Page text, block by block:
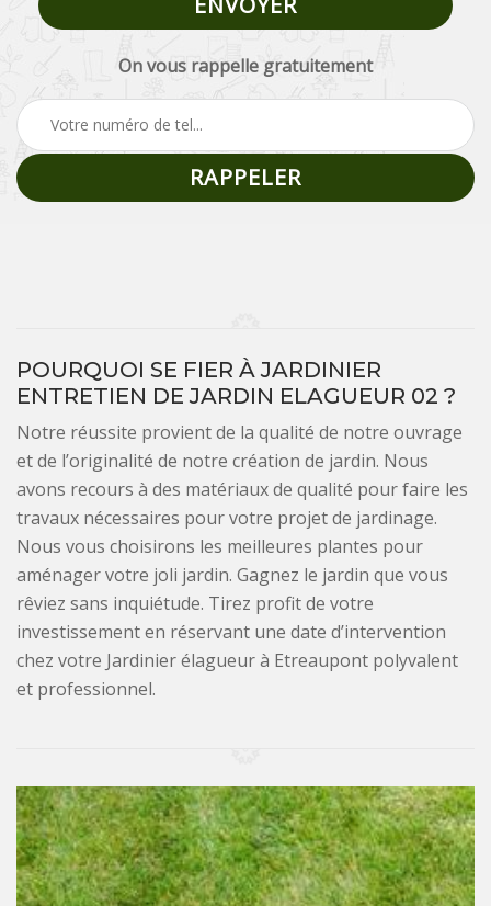
On vous rappelle gratuitement
POURQUOI SE FIER À JARDINIER
ENTRETIEN DE JARDIN ELAGUEUR 02 ?
Notre réussite provient de la qualité de notre ouvrage
et de l’originalité de notre création de jardin. Nous
avons recours à des matériaux de qualité pour faire les
travaux nécessaires pour votre projet de jardinage.
Nous vous choisirons les meilleures plantes pour
aménager votre joli jardin. Gagnez le jardin que vous
rêviez sans inquiétude. Tirez profit de votre
investissement en réservant une date d’intervention
chez votre Jardinier élagueur à Etreaupont polyvalent
et professionnel.